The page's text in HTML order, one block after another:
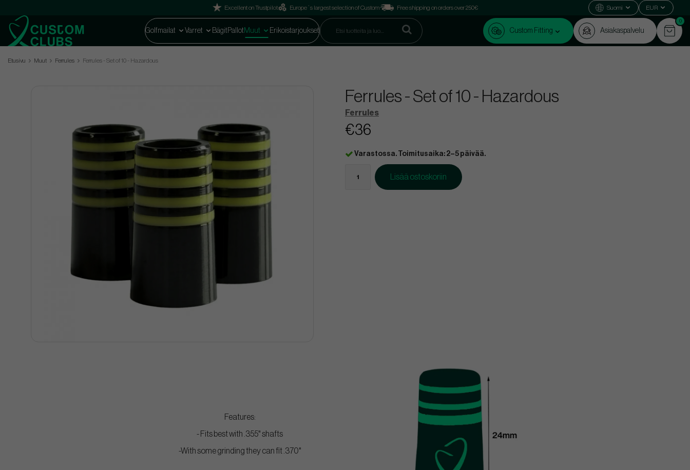
Excellent on Trustpilot Europe´s largest selection of Custom Free shipping on orders over 250€ Suomi EUR
Golfmailat Varret Bägit Pallot Muut Erikoistarjoukset Custom Fitting Asiakaspalvelu
0
Etusivu Muut Ferrules Ferrules - Set of 10 - Hazardous
Ferrules - Set of 10 - Hazardous
Ferrules
€36
Varastossa. Toimitusaika: 2–5 päivää.
Lisää ostoskoriin
Features:
- Fits best with .355" shafts
-With some grinding they can fit .370"